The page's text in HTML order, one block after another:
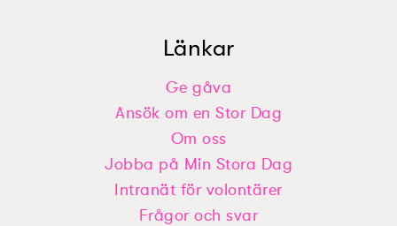
Nellys önskan: ”Bygga ett jättestort
Ardawans önskan: ”Egen Tv som
Länkar
Ge gåva
Ansök om en Stor Dag
Om oss
Jobba på Min Stora Dag
Intranät för volontärer
Frågor och svar